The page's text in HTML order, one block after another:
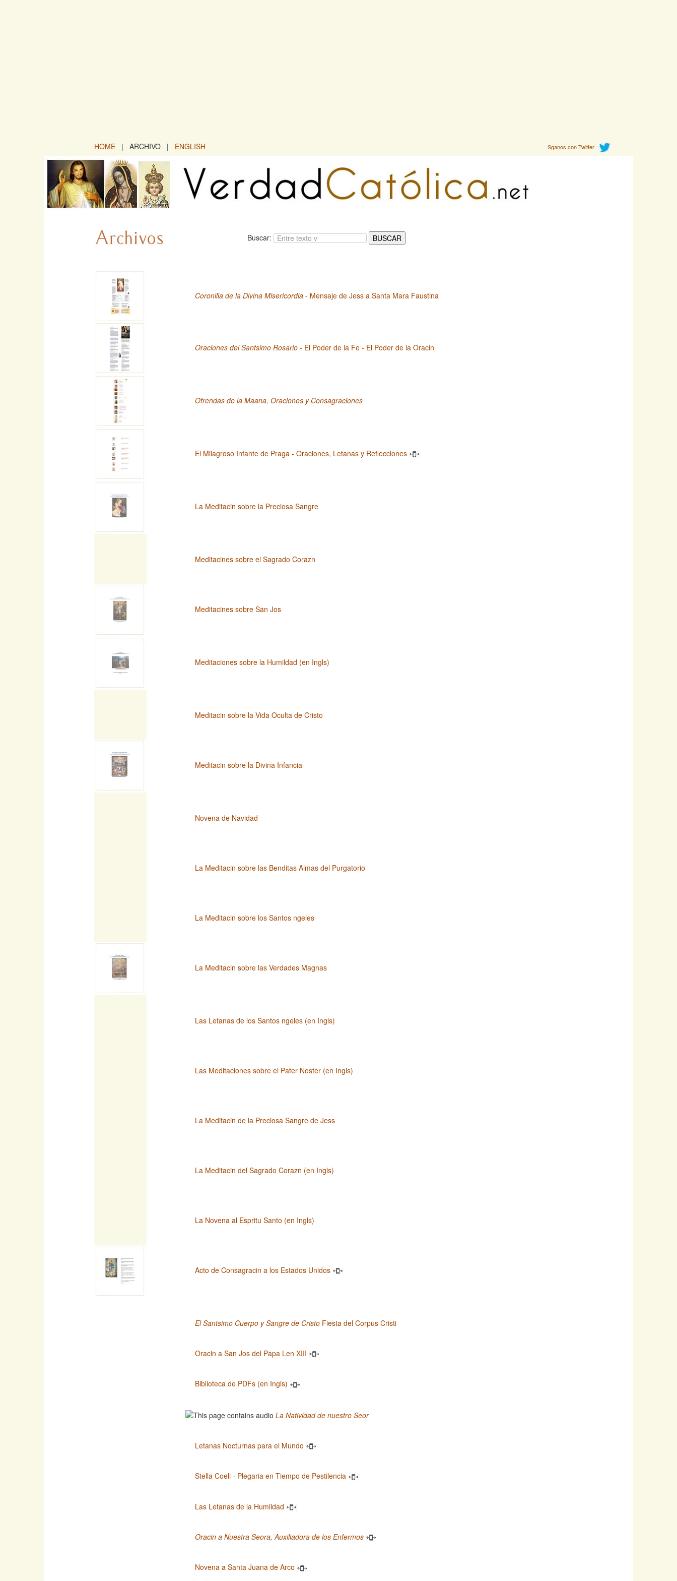
HOME | ARCHIVO | ENGLISH Sganos con Twitter
Buscar:
Coronilla de la Divina Misericordia - Mensaje de Jess a Santa Mara Faustina
Oraciones del Santsimo Rosario - El Poder de la Fe - El Poder de la Oracin
Ofrendas de la Maana, Oraciones y Consagraciones
El Milagroso Infante de Praga - Oraciones, Letanas y Reflecciones
La Meditacin sobre la Preciosa Sangre
Meditacines sobre el Sagrado Corazn
Meditacines sobre San Jos
Meditaciones sobre la Humildad (en Ingls)
Meditacin sobre la Vida Oculta de Cristo
Meditacin sobre la Divina Infancia
Novena de Navidad
La Meditacin sobre las Benditas Almas del Purgatorio
La Meditacin sobre los Santos ngeles
La Meditacin sobre las Verdades Magnas
Las Letanas de los Santos ngeles (en Ingls)
Las Meditaciones sobre el Pater Noster (en Ingls)
La Meditacin de la Preciosa Sangre de Jess
La Meditacin del Sagrado Corazn (en Ingls)
La Novena al Espritu Santo (en Ingls)
Acto de Consagracin a los Estados Unidos
El Santsimo Cuerpo y Sangre de Cristo Fiesta del Corpus Cristi
Oracin a San Jos del Papa Len XIII
Biblioteca de PDFs (en Ingls)
La Natividad de nuestro Seor
Letanas Nocturnas para el Mundo
Stella Coeli - Plegaria en Tiempo de Pestilencia
Las Letanas de la Humildad
Oracin a Nuestra Seora, Auxiliadora de los Enfermos
Novena a Santa Juana de Arco